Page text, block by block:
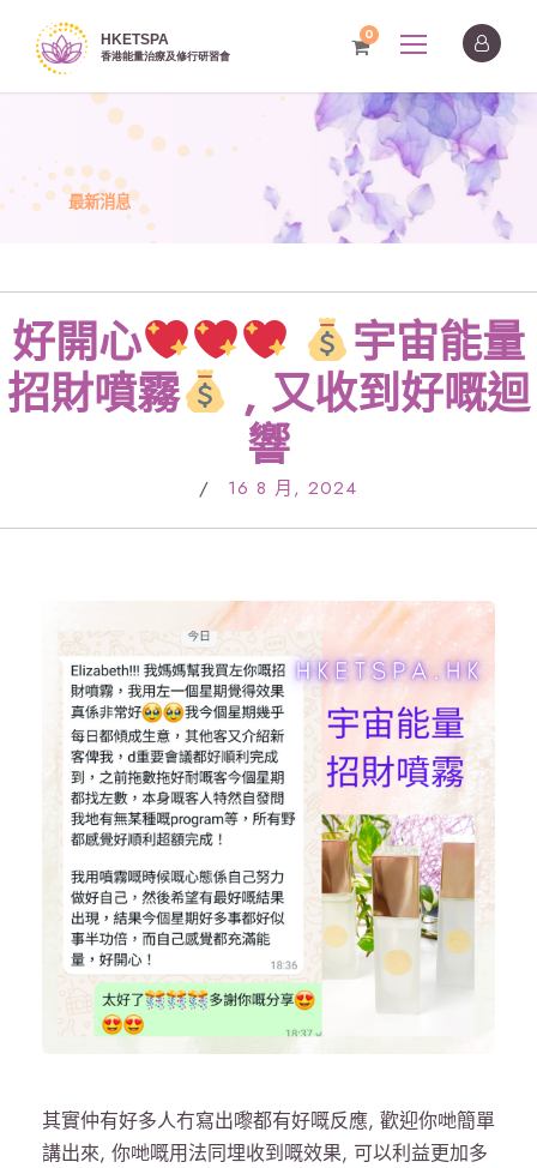
0
最新消息
好開心
宇宙能量
招財噴霧
, 又收到好嘅迴
響
/ 16 8 月, 2024
其實仲有好多人冇寫出嚟都有好嘅反應, 歡迎你哋簡單
講出來, 你哋嘅用法同埋收到嘅效果, 可以利益更加多